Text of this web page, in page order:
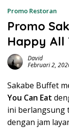
Promo Restoran
Promo
Happy All
David
Februari 2,
Sakabe Buffet
You Can Eat
ini berlangsung
dengan jam